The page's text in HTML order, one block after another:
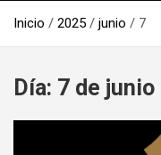
Inicio 2025 junio 7
Día: 7 de junio